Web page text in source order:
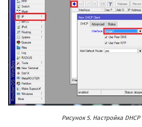
Рисунок 5. Настройка DHCP